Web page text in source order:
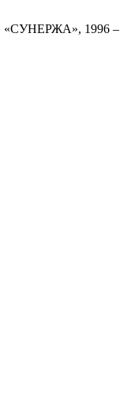
1996 –